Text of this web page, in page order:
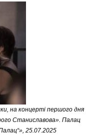
на концерті першого дня
Станиславова». Палац
25.07.2025